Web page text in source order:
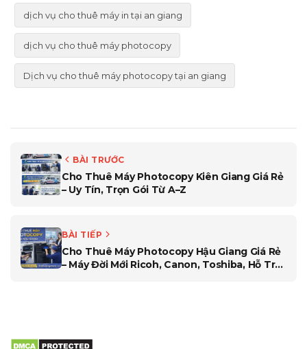
dịch vụ cho thuê máy in tại an giang
dịch vụ cho thuê máy photocopy
Dịch vụ cho thuê máy photocopy tại an giang
BÀI TRƯỚC
Cho Thuê Máy Photocopy Kiên Giang Giá Rẻ
– Uy Tín, Trọn Gói Từ A–Z
BÀI TIẾP
Cho Thuê Máy Photocopy Hậu Giang Giá Rẻ
– Máy Đời Mới Ricoh, Canon, Toshiba, Hỗ Trợ